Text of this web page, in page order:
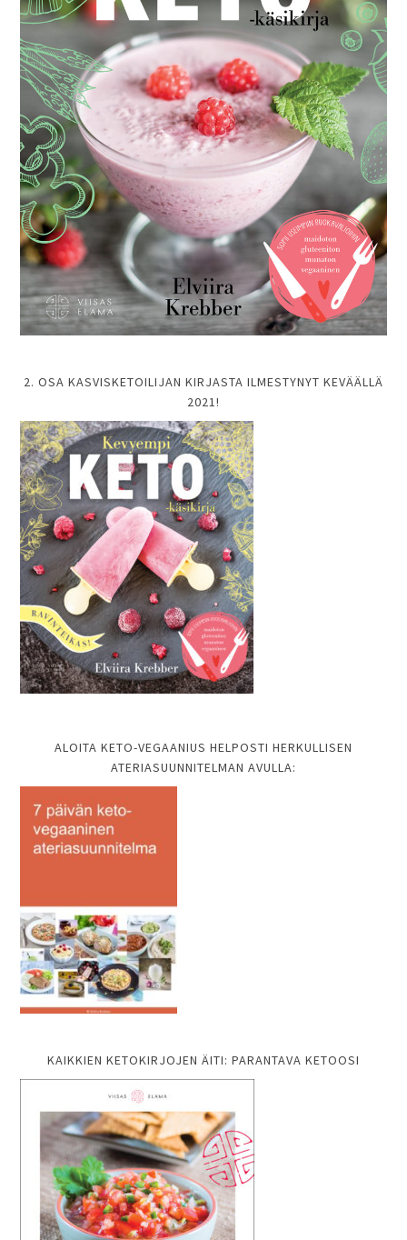
2. OSA KASVISKETOILIJAN KIRJASTA ILMESTYNYT KEVÄÄLLÄ
2021!
ALOITA KETO-VEGAANIUS HELPOSTI HERKULLISEN
ATERIASUUNNITELMAN AVULLA:
KAIKKIEN KETOKIRJOJEN ÄITI: PARANTAVA KETOOSI